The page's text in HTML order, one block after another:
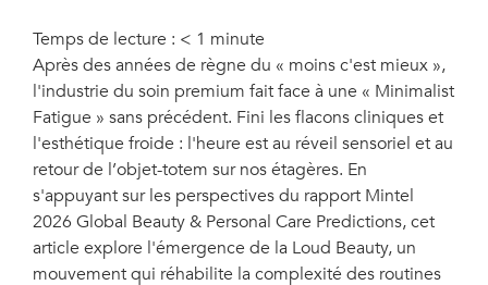
Temps de lecture : < 1 minute
Après des années de règne du « moins c'est mieux »,
l'industrie du soin premium fait face à une « Minimalist
Fatigue » sans précédent. Fini les flacons cliniques et
l'esthétique froide : l'heure est au réveil sensoriel et au
retour de l’objet-totem sur nos étagères. En
s'appuyant sur les perspectives du rapport Mintel
2026 Global Beauty & Personal Care Predictions, cet
article explore l'émergence de la Loud Beauty, un
mouvement qui réhabilite la complexité des routines